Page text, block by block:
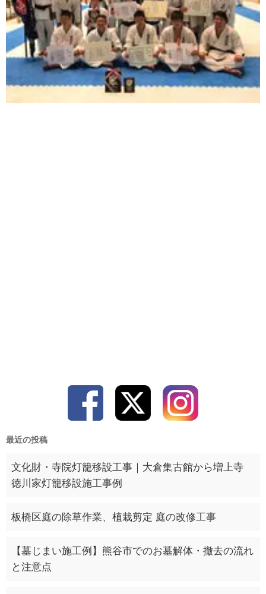
最近の投稿
文化財・寺院灯籠移設工事｜大倉集古館から増上寺
徳川家灯籠移設施工事例
板橋区庭の除草作業、植栽剪定 庭の改修工事
【墓じまい施工例】熊谷市でのお墓解体・撤去の流れ
と注意点